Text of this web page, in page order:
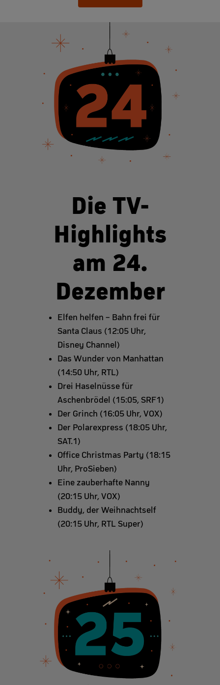
Die TV-
Highlights
am 24.
Dezember
Elfen helfen – Bahn frei für
Santa Claus (12:05 Uhr,
Disney Channel)
Das Wunder von Manhattan
(14:50 Uhr, RTL)
Drei Haselnüsse für
Aschenbrödel (15:05, SRF1)
Der Grinch (16:05 Uhr, VOX)
Der Polarexpress (18:05 Uhr,
SAT.1)
Office Christmas Party (18:15
Uhr, ProSieben)
Eine zauberhafte Nanny
(20:15 Uhr, VOX)
Buddy, der Weihnachtself
(20:15 Uhr, RTL Super)